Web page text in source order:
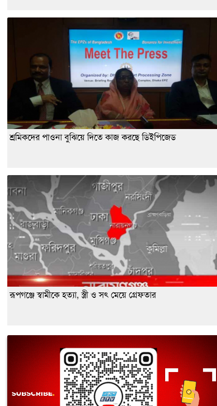
শ্রমিকদের পাওনা বুঝিয়ে দিতে কাজ করছে ডিইপিজেড
রূপগঞ্জে স্বামীকে হত্যা, স্ত্রী ও সৎ মেয়ে গ্রেফতার